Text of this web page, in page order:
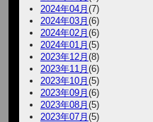
2024年04月(7)
2024年03月(6)
2024年02月(6)
2024年01月(5)
2023年12月(8)
2023年11月(6)
2023年10月(5)
2023年09月(6)
2023年08月(5)
2023年07月(5)